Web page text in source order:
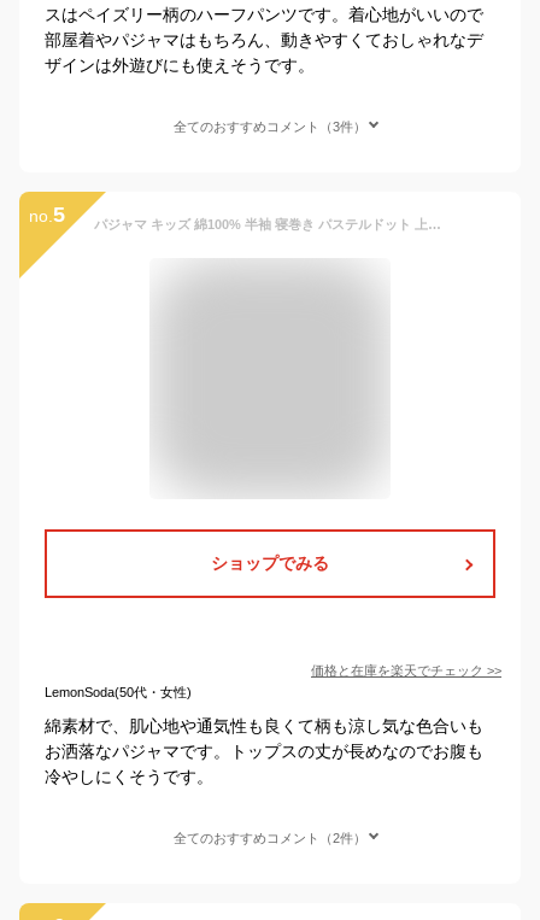
スはペイズリー柄のハーフパンツです。着心地がいいので
部屋着やパジャマはもちろん、動きやすくておしゃれなデ
ザインは外遊びにも使えそうです。
全てのおすすめコメント（3件）
no. 5 パジャマ キッズ 綿100% 半袖 寝巻き パステルドット 上下セット ルームウェア男の子 女の子 かわいい おしゃれ スウェット 半ズボン 90cm 100cm 110cm 120cm 130cm 140cm コットン 下着 子供用 韓国 子供服 (1)
ショップでみる
価格と在庫を楽天でチェック >>
LemonSoda(50代・女性)
綿素材で、肌心地や通気性も良くて柄も涼し気な色合いも
お洒落なパジャマです。トップスの丈が長めなのでお腹も
冷やしにくそうです。
全てのおすすめコメント（2件）